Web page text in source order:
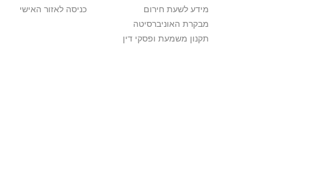
מידע לשעת חירום
מבקרת האוניברסיטה
תקנון משמעת ופסקי דין
כניסה לאזור האישי